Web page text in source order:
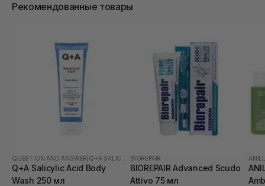
Рекомендованные товары
QUESTION AND ANSWER
Q+A Salicylic Acid Body
Wash 250 мл
BIOREPAIR
BIOREPAIR Advanced Scudo
Attivo 75 мл